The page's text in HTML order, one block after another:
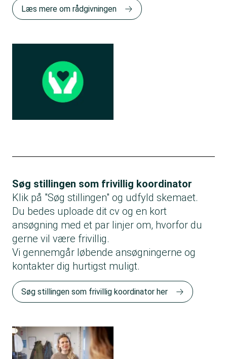
Læs mere om rådgivningen
Søg stillingen som frivillig koordinator
Klik på "Søg stillingen" og udfyld skemaet.
Du bedes uploade dit cv og en kort
ansøgning med et par linjer om, hvorfor du
gerne vil være frivillig.
Vi gennemgår løbende ansøgningerne og
kontakter dig hurtigst muligt.
Søg stillingen som frivillig koordinator her